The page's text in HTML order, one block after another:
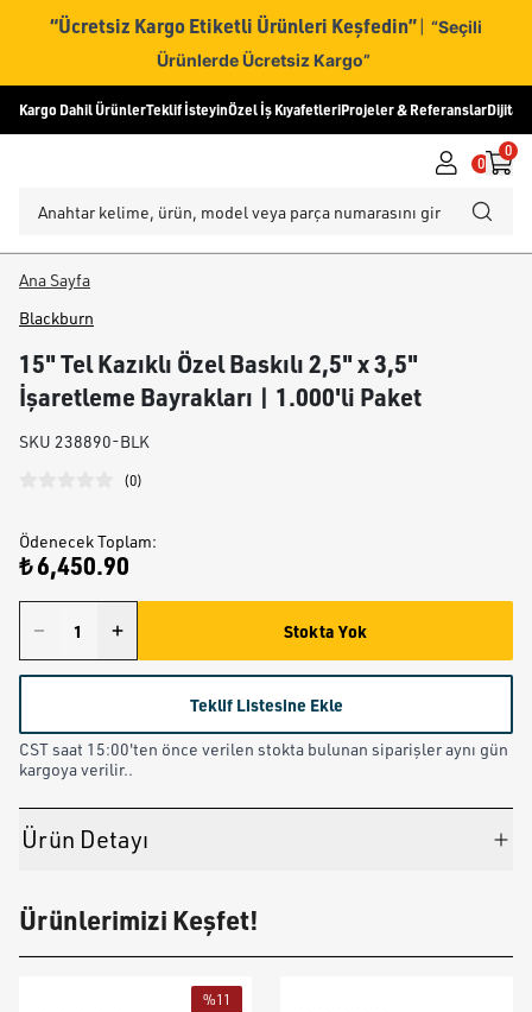
“Ücretsiz Kargo Etiketli Ürünleri Keşfedin” | “Seçili
Ürünlerde Ücretsiz Kargo”
Kargo Dahil ÜrünlerTeklif İsteyinÖzel İş KıyafetleriProjeler & ReferanslarDijital
0
0
Ana Sayfa
Blackburn
15" Tel Kazıklı Özel Baskılı 2,5" x 3,5"
İşaretleme Bayrakları | 1.000'li Paket
SKU 238890-BLK
(0)
Ödenecek Toplam:
₺ 6,450.90
Stokta Yok
Teklif Listesine Ekle
CST saat 15:00'ten önce verilen stokta bulunan siparişler aynı gün
kargoya verilir..
Ürün Detayı
Ürünlerimizi Keşfet!
%11